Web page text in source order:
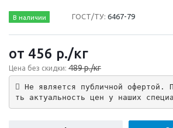
В наличии ГОСТ/ТУ:6467-79
от 456 р./кг
Цена без скидки: 489 р./кг
Не является публичной офертой.
ть актуальность цен у наших